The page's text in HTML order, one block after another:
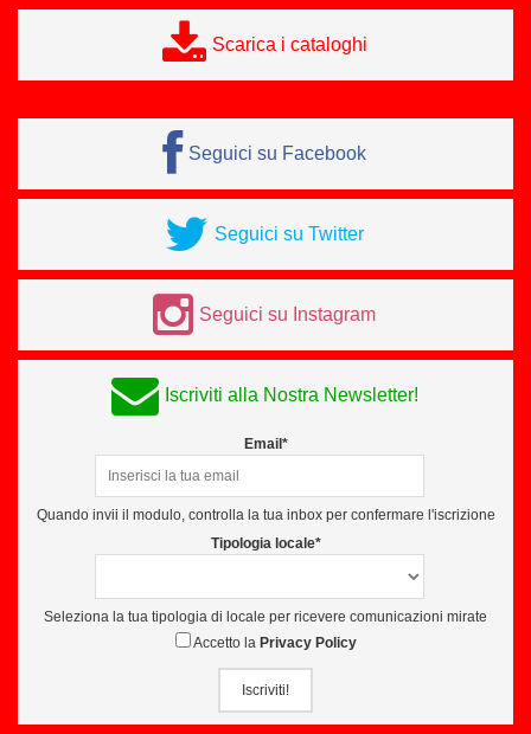
Scarica i cataloghi
Seguici su Facebook
Seguici su Twitter
Seguici su Instagram
Iscriviti alla Nostra Newsletter!
Email*
Quando invii il modulo, controlla la tua inbox per confermare l'iscrizione
Tipologia locale*
Seleziona la tua tipologia di locale per ricevere comunicazioni mirate
Accetto la Privacy Policy
Iscriviti!